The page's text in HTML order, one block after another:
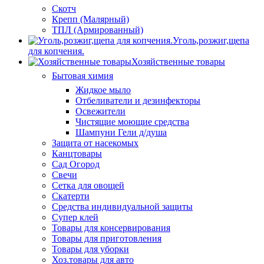
Скотч
Крепп (Малярный)
ТПЛ (Армированный)
Уголь,розжиг,щепа
для копчения.
Хозяйственные товары
Бытовая химия
Жидкое мыло
Отбеливатели и дезинфекторы
Освежители
Чистящие моющие средства
Шампуни Гели д/душа
Защита от насекомых
Канцтовары
Сад Огород
Свечи
Сетка для овощей
Скатерти
Средства индивидуальной защиты
Супер клей
Товары для консервирования
Товары для приготовления
Товары для уборки
Хоз.товары для авто